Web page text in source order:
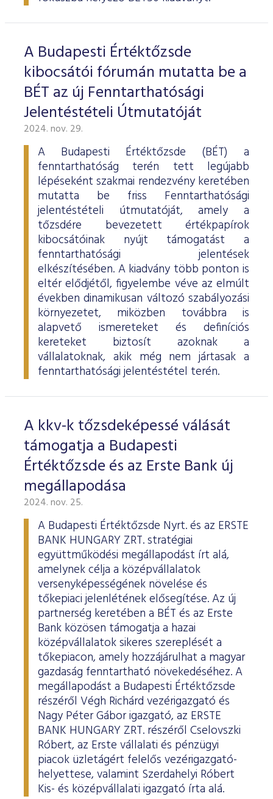
ESG Útmutató
A Budapesti Értéktőzsde
kibocsátói fórumán mutatta be a
BÉT az új Fenntarthatósági
Jelentéstételi Útmutatóját
2024. nov. 29.
A Budapesti Értéktőzsde (BÉT) a
fenntarthatóság terén tett legújabb
lépéseként szakmai rendezvény keretében
mutatta be friss Fenntarthatósági
jelentéstételi útmutatóját, amely a
tőzsdére bevezetett értékpapírok
kibocsátóinak nyújt támogatást a
fenntarthatósági jelentések
elkészítésében. A kiadvány több ponton is
eltér elődjétől, figyelembe véve az elmúlt
években dinamikusan változó szabályozási
környezetet, miközben továbbra is
alapvető ismereteket és definíciós
kereteket biztosít azoknak a
vállalatoknak, akik még nem jártasak a
fenntarthatósági jelentéstétel terén.
A kkv-k tőzsdeképessé válását
támogatja a Budapesti
Értéktőzsde és az Erste Bank új
megállapodása
2024. nov. 25.
A Budapesti Értéktőzsde Nyrt. és az ERSTE
BANK HUNGARY ZRT. stratégiai
együttműködési megállapodást írt alá,
amelynek célja a középvállalatok
versenyképességének növelése és
tőkepiaci jelenlétének elősegítése. Az új
partnerség keretében a BÉT és az Erste
Bank közösen támogatja a hazai
középvállalatok sikeres szereplését a
tőkepiacon, amely hozzájárulhat a magyar
gazdaság fenntartható növekedéséhez. A
megállapodást a Budapesti Értéktőzsde
részéről Végh Richárd vezérigazgató és
Nagy Péter Gábor igazgató, az ERSTE
BANK HUNGARY ZRT. részéről Cselovszki
Róbert, az Erste vállalati és pénzügyi
piacok üzletágért felelős vezérigazgató-
helyettese, valamint Szerdahelyi Róbert
Kis- és középvállalati igazgató írta alá.